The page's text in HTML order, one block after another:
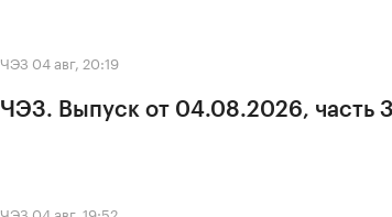
ЧЭЗ 04 авг, 20:19
ЧЭЗ. Выпуск от 04.08.2026, часть
ЧЭЗ 04 авг, 19:52